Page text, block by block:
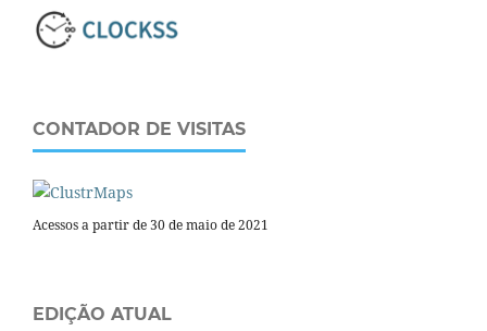
CONTADOR DE VISITAS
Acessos a partir de 30 de maio de 2021
EDIÇÃO ATUAL